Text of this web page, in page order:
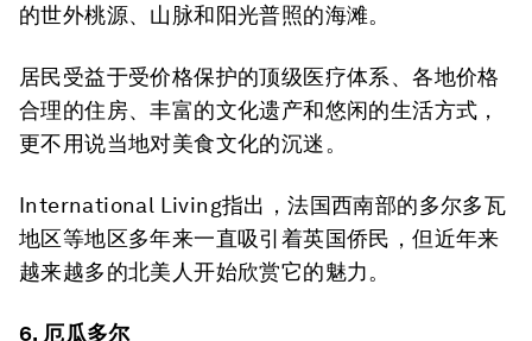
的世外桃源、山脉和阳光普照的海滩。
居民受益于受价格保护的顶级医疗体系、各地价格
合理的住房、丰富的文化遗产和悠闲的生活方式，
更不用说当地对美食文化的沉迷。
International Living指出，法国西南部的多尔多瓦
地区等地区多年来一直吸引着英国侨民，但近年来
越来越多的北美人开始欣赏它的魅力。
6. 厄瓜多尔